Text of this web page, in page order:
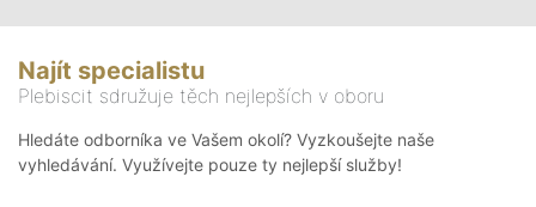
Najít specialistu
Plebiscit sdružuje těch nejlepších v oboru
Hledáte odborníka ve Vašem okolí? Vyzkoušejte naše
vyhledávání. Využívejte pouze ty nejlepší služby!